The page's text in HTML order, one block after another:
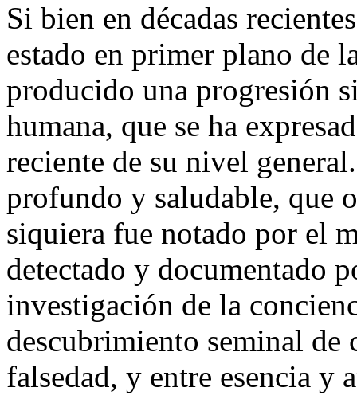
Si bien en décadas
estado en primer plano de
producido una progresión
humana, que se ha
reciente de su nivel
profundo y saludable, que
siquiera fue notado por el
detectado y documentado
investigación de la
descubrimiento seminal
falsedad, y entre esencia y